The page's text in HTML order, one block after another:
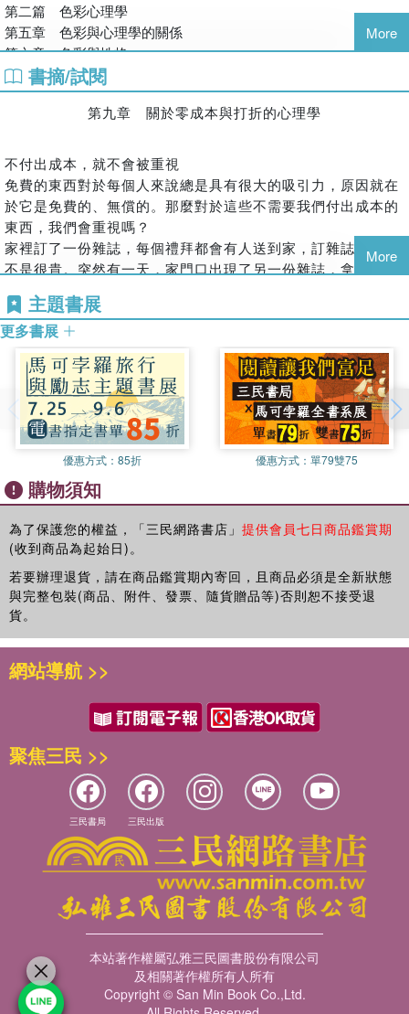
▎關係中的理解與距離
親密關係之所以複雜，是因為它同時包含期待、情感與自我投
射。許多誤解其實來自於不同的需求模式：有人需要肯定，有
人需要支持；有人在壓力下選擇沉默，有人則希望立即溝通。
本書從心理學角度分析伴侶之間的行為模式，例如承諾的困
可以學習與經營的相處藝術。
▎色彩背後的心理語言
除了人際互動，生活中的許多細節也隱藏著心理暗示。色彩便
是一種無聲卻強大的心理訊號。不同顏色會影響情緒、塑造性
格印象，也會改變人對空間與環境的感受。從冷暖色調的心理
效果，到不同顏色所象徵的性格特質，再到色彩在工作場所、
公共空間與文化背景中的運用，本書展示了色彩如何影響人的
感受與行為。當我們理解色彩的心理力量，日常環境中的設計
與選擇也會變得更加有意識。
▎那些看似怪誕的心理現象
人類的行為常常充滿矛盾：免費的東西反而被忽視，折扣卻能
激發購買衝動；誠實被讚美，但說謊卻在許多情境中悄然存
在；笑容看似簡單，卻可能承載著複雜的情緒。本書最後探討
一些看似荒誕卻極為真實的心理現象，從「免費效應」到誠實
與自利的拉扯，再到笑的社會功能，揭示人類行為背後的深層
心理動機。透過這些觀察，人們或許能更清楚地理解自己，也
更從容地看待他人的選擇與行為。
〔本書特色〕
從兩性互動到日常選擇，本書以心理學角度解析人們在情感、
溝通與行為中的思考模式。內容涵蓋男女心理差異、關係中的
常見的心理現象。透過貼近日常的觀察與案例，幫助讀者理解
行為背後的心理動機，看懂人性中的矛盾與規律，學會以更清
晰的眼光看待自己與他人的選擇。
第二篇 色彩心理學
第五章 色彩與心理學的關係
第六章 色彩與性格
第七章 色彩心理學的要素
第八章 色彩心理學與生活
第三篇 怪誕心理學
第十章 關於誠實的心理學
第十一章 關於笑的心理學
More
書摘/試閱
第九章 關於零成本與打折的心理學
不付出成本，就不會被重視
免費的東西對於每個人來說總是具有很大的吸引力，原因就在
於它是免費的、無償的。那麼對於這些不需要我們付出成本的
東西，我們會重視嗎？
家裡訂了一份雜誌，每個禮拜都會有人送到家，訂雜誌的錢也
不是很貴。突然有一天，家門口出現了另一份雜誌，拿起來一
了，每週有兩份雜誌可以看了。但事實是這樣的嗎？大多人還
是會選擇自己花錢訂的雜誌，另一份可能偶爾也看看，但大多
數時候都是直接當廢紙墊東西了。
這是為什麼呢？除了習慣以外，一個重要的原因就是它是免費
的，看不看無所謂，而自己花錢買的一定要看，花了錢的我們
就會重視。
面對免費的東西，大家會重視嗎？當免費的東西開始收取費用
時，我們會重視起來嗎？答案是肯定的，這樣看來，免費並不
完全是好事，下面就為大家一一解開這些奇怪的現象。
免費帶來的不重視
某公司舉辦一場大型會議，邀請了眾多公司的代表參加，此公
司向來以提供大量免費茶點、美食而著名，這次也不例外，同
樣為大家準備了十分豐富的食品。參加會議的各界代表自然都
會對各種免費美食流露出讚許的表情，並且會頻繁的拿取品
嘗。會議結束的時候，在會場到處都能看到吃剩下一半就丟棄
的點心袋。
百元，又將會產生怎樣的效果呢？我猜測大家會少取很多食
物，更多人會把拿的食物吃完。可能在取食之前會多想一下到
底需不需要吃東西，也許會等到肚子餓了才去拿東西吃，那麼
這說明了什麼？這說明對於不用自己付錢的東西，我們往往不
會太在意，因此在消費時也不會太珍惜。這樣一來，免費會讓
人不節制，變得浪費，甚至貪婪。
因為免費的存在，我們吃某樣東西時有可能並非真的需要它，
而只是因為免費就可以拿到而已。如果我們給免費食物定一個
價位，哪怕是很低的價格，也會讓大家的消費行為變得更負責
收費可以讓我們更重視
一家慈善機構為沒有經濟能力的人免費提供儲值卡。每張儲值
卡需要耗費這家慈善機構三十美元，但是受助者卻經常把這些
卡弄丟。後來，慈善機構就定下了一條新規矩，受助者要拿到
這些儲值卡需要繳納一美元，用於以後補辦儲值卡。彷彿就在
More
主題書展
更多書展
優惠方式： 85折 優惠方式： 單79雙75
購物須知
為了保護您的權益，「三民網路書店」 提供會員七日商品鑑賞期
(收到商品為起始日)。
若要辦理退貨，請在商品鑑賞期內寄回，且商品必須是全新狀態
與完整包裝(商品、附件、發票、隨貨贈品等)否則恕不接受退
貨。
網站導航 >>
聚焦三民 >>
三民書局 三民出版
本站著作權屬弘雅三民圖書股份有限公司
及相關著作權所有人所有
Copyright © San Min Book Co.,Ltd.